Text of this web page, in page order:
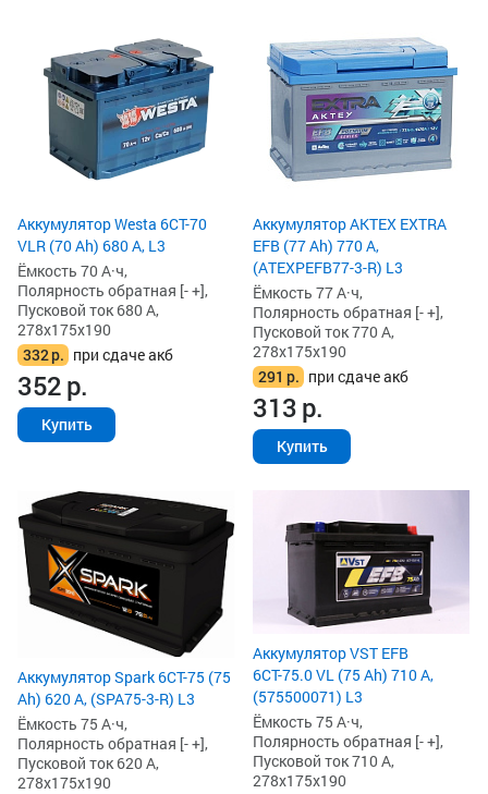
Аккумулятор Westa 6СТ-70
VLR (70 Ah) 680 А, L3
Ёмкость 70 А·ч,
Полярность обратная [- +],
Пусковой ток 680 А,
278x175x190
332р. при сдаче акб
352р.
Купить
Аккумулятор AKTEX EXTRA
EFB (77 Ah) 770 А,
(ATEXPEFB77-3-R) L3
Ёмкость 77 А·ч,
Полярность обратная [- +],
Пусковой ток 770 А,
278x175x190
291 р. при сдаче акб
313р.
Купить
Аккумулятор Spark 6СТ-75 (75
Ah) 620 А, (SPA75-3-R) L3
Ёмкость 75 А·ч,
Полярность обратная [- +],
Пусковой ток 620 А,
278x175x190
Аккумулятор VST EFB
6СТ-75.0 VL (75 Ah) 710 А,
(575500071) L3
Ёмкость 75 А·ч,
Полярность обратная [- +],
Пусковой ток 710 А,
278x175x190